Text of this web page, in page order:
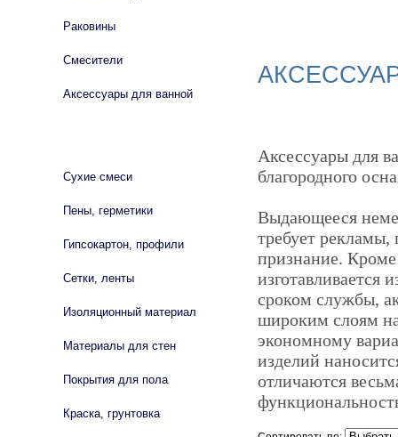
Аксессуары для
благородного
Выдающееся
требует
признание.
изготавливается
сроком службы,
широким слоям
экономному
изделий
отличаются
Раковины
Смесители
Аксессуары для ванной
Сухие смеси
Пены, герметики
Гипсокартон, профили
Сетки, ленты
Изоляционный материал
Материалы для стен
Покрытия для пола
Краска, грунтовка